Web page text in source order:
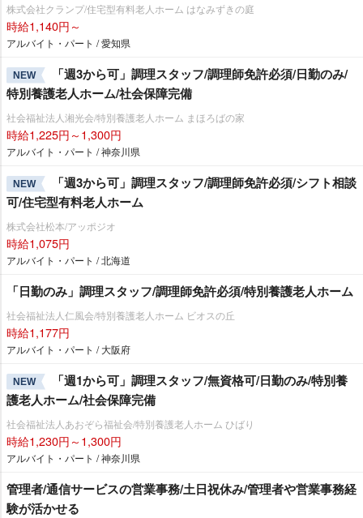
株式会社クランプ/住宅型有料老人ホーム はなみずきの庭
時給1,140円～
アルバイト・パート / 愛知県
NEW
「週3から可」調理スタッフ/調理師免許必須/日勤のみ/
特別養護老人ホーム/社会保障完備
社会福祉法人湘光会/特別養護老人ホーム まほろばの家
時給1,225円～1,300円
アルバイト・パート / 神奈川県
NEW
「週3から可」調理スタッフ/調理師免許必須/シフト相談
可/住宅型有料老人ホーム
株式会社松本/アッポジオ
時給1,075円
アルバイト・パート / 北海道
「日勤のみ」調理スタッフ/調理師免許必須/特別養護老人ホーム
社会福祉法人仁風会/特別養護老人ホーム ビオスの丘
時給1,177円
アルバイト・パート / 大阪府
NEW
「週1から可」調理スタッフ/無資格可/日勤のみ/特別養
護老人ホーム/社会保障完備
社会福祉法人あおぞら福祉会/特別養護老人ホーム ひばり
時給1,230円～1,300円
アルバイト・パート / 神奈川県
管理者/通信サービスの営業事務/土日祝休み/管理者や営業事務経
験が活かせる